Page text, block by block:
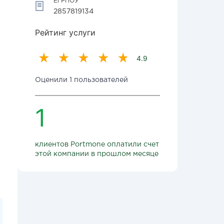
2857819134
Рейтинг услуги
4.9
Оценили 1 пользователей
1
клиентов Portmone оплатили счет
этой компании в прошлом месяце